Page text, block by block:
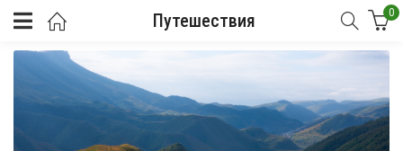
Путешествия 0